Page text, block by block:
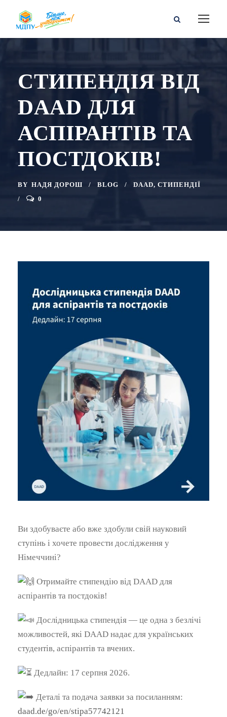
СТИПЕНДІЯ ВІД
DAAD ДЛЯ
АСПІРАНТІВ ТА
ПОСТДОКІВ!
BY НАДЯ ДОРОШ BLOG DAAD, СТИПЕНДІЇ
0
Ви здобуваєте або вже здобули свій науковий
ступінь і хочете провести дослідження у
Німеччині?
Отримайте стипендію від DAAD для
аспірантів та постдоків!
Дослідницька стипендія — це одна з безлічі
можливостей, які DAAD надає для українських
студентів, аспірантів та вчених.
Дедлайн: 17 серпня 2026.
Деталі та подача заявки за посиланням:
daad.de/go/en/stipa57742121